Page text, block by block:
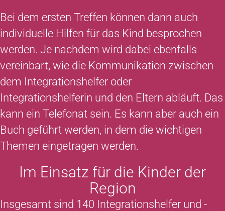
Bei dem ersten Treffen können dann auch
individuelle Hilfen für das Kind besprochen
werden. Je nachdem wird dabei ebenfalls
vereinbart, wie die Kommunikation zwischen
dem Integrationshelfer oder
Integrationshelferin und den Eltern abläuft. Das
kann ein Telefonat sein. Es kann aber auch ein
Buch geführt werden, in dem die wichtigen
Themen eingetragen werden.
Im Einsatz für die Kinder der
Region
Insgesamt sind 140 Integrationshelfer und -